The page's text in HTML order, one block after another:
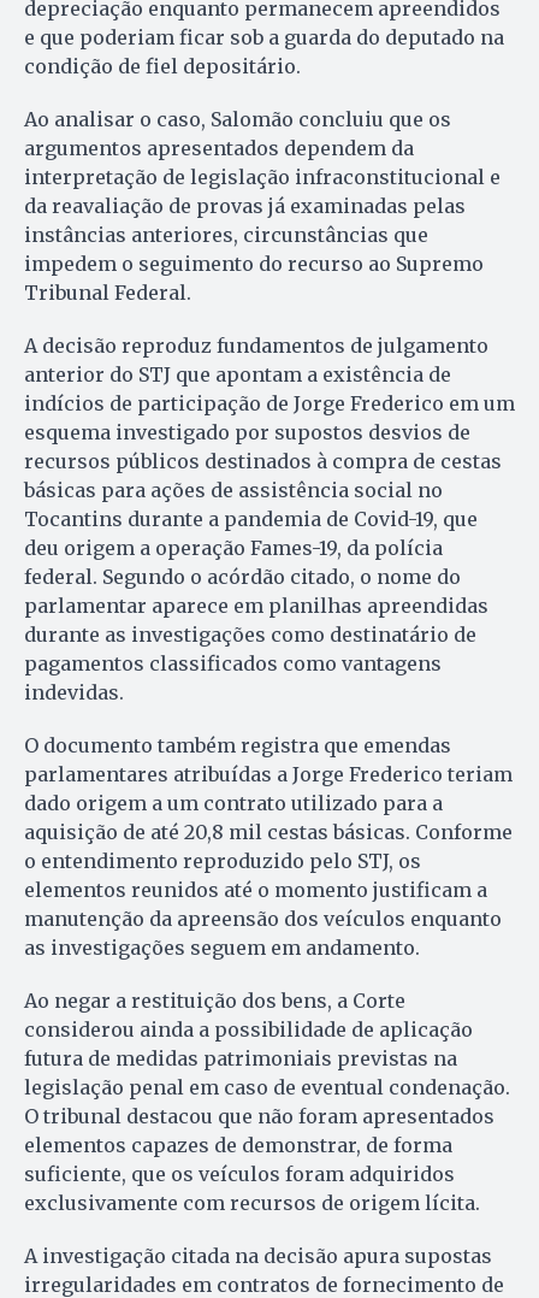
depreciação enquanto permanecem apreendidos
e que poderiam ficar sob a guarda do deputado na
condição de fiel depositário.
Ao analisar o caso, Salomão concluiu que os
argumentos apresentados dependem da
interpretação de legislação infraconstitucional e
da reavaliação de provas já examinadas pelas
instâncias anteriores, circunstâncias que
impedem o seguimento do recurso ao Supremo
Tribunal Federal.
A decisão reproduz fundamentos de julgamento
anterior do STJ que apontam a existência de
indícios de participação de Jorge Frederico em um
esquema investigado por supostos desvios de
recursos públicos destinados à compra de cestas
básicas para ações de assistência social no
Tocantins durante a pandemia de Covid-19, que
deu origem a operação Fames-19, da polícia
federal. Segundo o acórdão citado, o nome do
parlamentar aparece em planilhas apreendidas
durante as investigações como destinatário de
pagamentos classificados como vantagens
indevidas.
O documento também registra que emendas
parlamentares atribuídas a Jorge Frederico teriam
dado origem a um contrato utilizado para a
aquisição de até 20,8 mil cestas básicas. Conforme
o entendimento reproduzido pelo STJ, os
elementos reunidos até o momento justificam a
manutenção da apreensão dos veículos enquanto
as investigações seguem em andamento.
Ao negar a restituição dos bens, a Corte
considerou ainda a possibilidade de aplicação
futura de medidas patrimoniais previstas na
legislação penal em caso de eventual condenação.
O tribunal destacou que não foram apresentados
elementos capazes de demonstrar, de forma
suficiente, que os veículos foram adquiridos
exclusivamente com recursos de origem lícita.
A investigação citada na decisão apura supostas
irregularidades em contratos de fornecimento de